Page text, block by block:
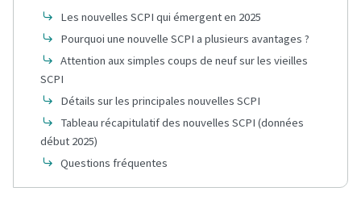
Les nouvelles SCPI qui émergent en 2025
Pourquoi une nouvelle SCPI a plusieurs avantages ?
Attention aux simples coups de neuf sur les vieilles
SCPI
Détails sur les principales nouvelles SCPI
Tableau récapitulatif des nouvelles SCPI (données
début 2025)
Questions fréquentes